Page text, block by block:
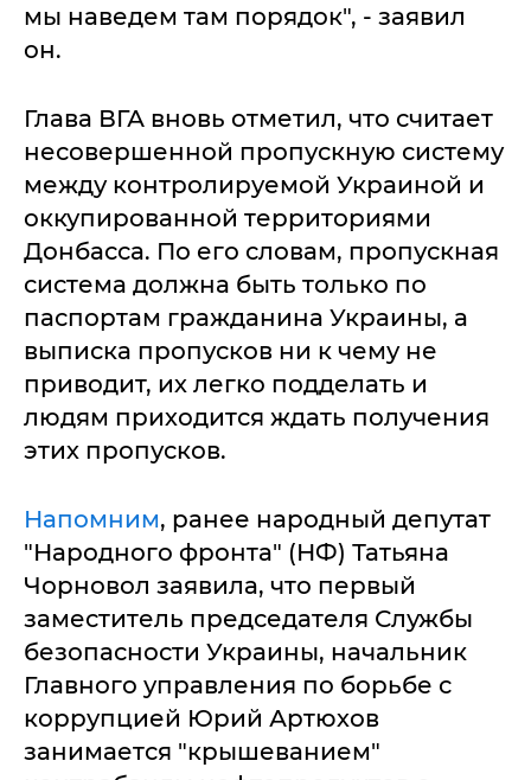
мы наведем там порядок", - заявил
он.
Глава ВГА вновь отметил, что считает
несовершенной пропускную систему
между контролируемой Украиной и
оккупированной территориями
Донбасса. По его словам, пропускная
система должна быть только по
паспортам гражданина Украины, а
выписка пропусков ни к чему не
приводит, их легко подделать и
людям приходится ждать получения
этих пропусков.
Напомним, ранее народный депутат
"Народного фронта" (НФ) Татьяна
Чорновол заявила, что первый
заместитель председателя Службы
безопасности Украины, начальник
Главного управления по борьбе с
коррупцией Юрий Артюхов
занимается "крышеванием"